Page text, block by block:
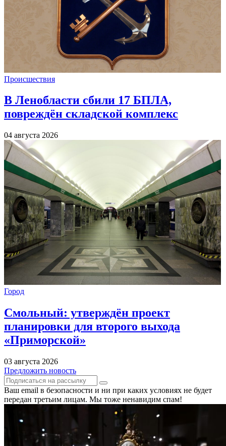
Происшествия
В Ленобласти сбили 17 БПЛА,
повреждён складской комплекс
04 августа 2026
Город
Смольный: утверждён проект
планировки для второго выхода
«Приморской»
03 августа 2026
Предложить новость
Ваш email в безопасности и ни при каких условиях не будет
передан третьим лицам. Мы тоже ненавидим спам!